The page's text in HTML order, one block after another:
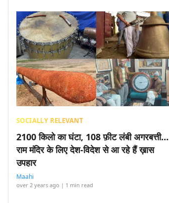
SOCIALLY RELEVANT
2100 किलो का घंटा, 108 फ़ीट लंबी अगरबत्ती…
राम मंदिर के लिए देश-विदेश से आ रहे हैं ख़ास
उपहार
Maahi
over 2 years ago | 1 min read